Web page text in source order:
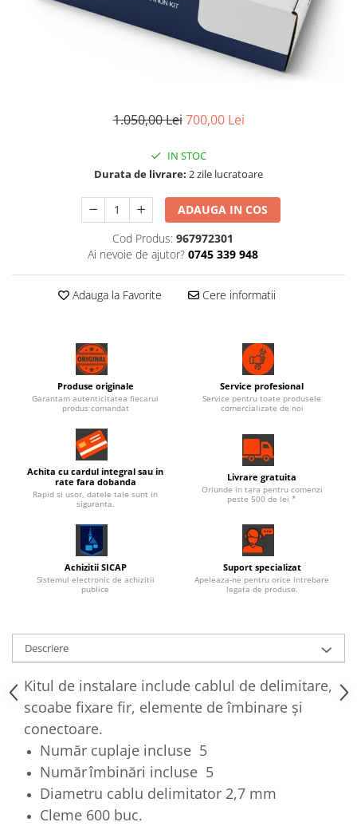
1.050,00 Lei 700,00 Lei
IN STOC
Durata de livrare: 2 zile lucratoare
ADAUGA IN COS
Cod Produs: 967972301
Ai nevoie de ajutor? 0745 339 948
Adauga la Favorite Cere informatii
Produse originale
Garantam autenticitatea fiecarui
produs comandat
Service profesional
Service pentru toate produsele
comercializate de noi
Achita cu cardul integral sau in
rate fara dobanda
Rapid si usor, datele tale sunt in
siguranta.
Livrare gratuita
Oriunde in tara pentru comenzi
peste 500 de lei *
Achizitii SICAP
Sistemul electronic de achizitii
publice
Suport specializat
Apeleaza-ne pentru orice intrebare
legata de produse.
Descriere
Kitul de instalare include cablul de delimitare,
scoabe fixare fir, elemente de îmbinare şi
conectoare.
Număr cuplaje incluse 5
Număr îmbinări incluse 5
Diametru cablu delimitator 2,7 mm
Cleme 600 buc.